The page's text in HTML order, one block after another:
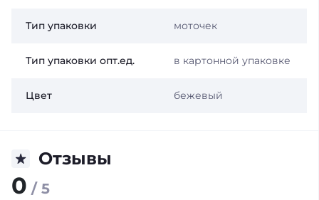
Тип упаковки моточек
Тип упаковки опт.ед. в картонной упаковке
Цвет бежевый
Отзывы
0 / 5